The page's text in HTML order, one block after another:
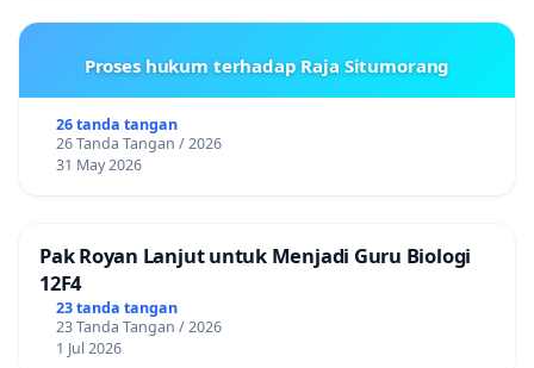
Proses hukum terhadap Raja Situmorang
26 tanda tangan
26 Tanda Tangan / 2026
31 May 2026
Pak Royan Lanjut untuk Menjadi Guru Biologi
12F4
23 tanda tangan
23 Tanda Tangan / 2026
1 Jul 2026